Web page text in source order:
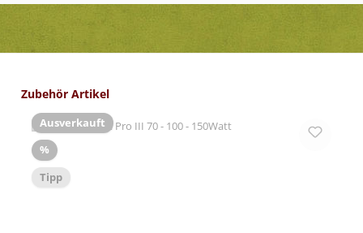
Produktgalerie überspringen
Zubehör Artikel
Ausverkauft
%Rabatt
Tipp